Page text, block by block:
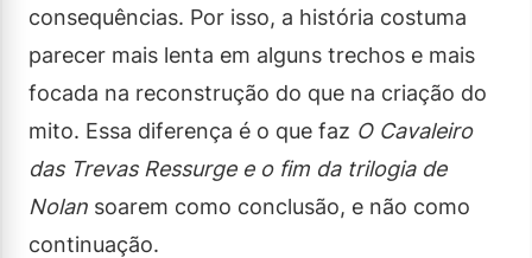
consequências. Por isso, a história costuma
parecer mais lenta em alguns trechos e mais
focada na reconstrução do que na criação do
mito. Essa diferença é o que faz O Cavaleiro
das Trevas Ressurge e o fim da trilogia de
Nolan soarem como conclusão, e não como
continuação.